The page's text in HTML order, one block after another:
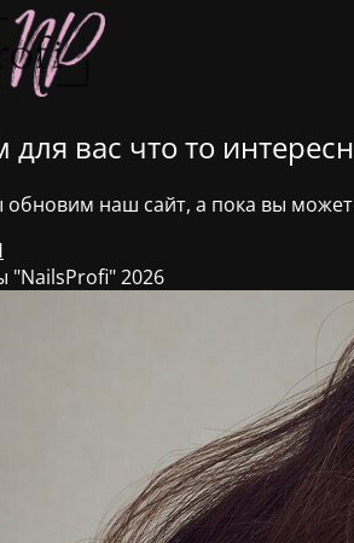
вас что то
наш сайт, а пока вы
"NailsProfi" 2026